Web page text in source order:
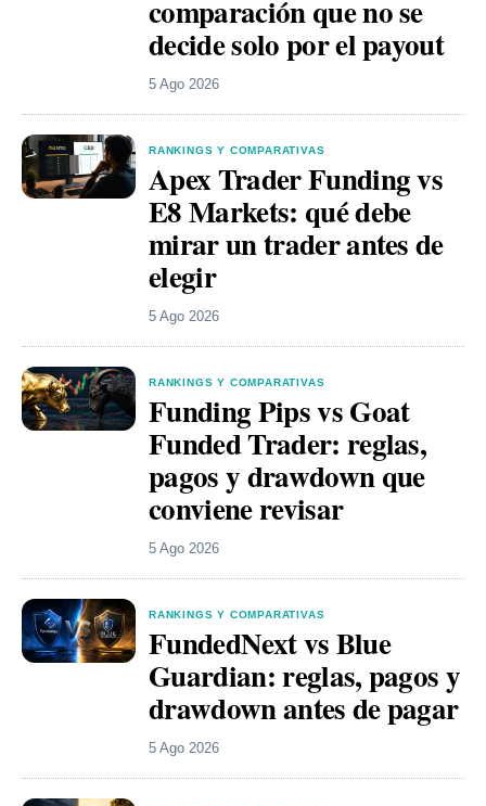
comparación que no se
decide solo por el payout
5 Ago 2026
RANKINGS Y COMPARATIVAS
Apex Trader Funding vs
E8 Markets: qué debe
mirar un trader antes de
elegir
5 Ago 2026
RANKINGS Y COMPARATIVAS
Funding Pips vs Goat
Funded Trader: reglas,
pagos y drawdown que
conviene revisar
5 Ago 2026
RANKINGS Y COMPARATIVAS
FundedNext vs Blue
Guardian: reglas, pagos y
drawdown antes de pagar
5 Ago 2026